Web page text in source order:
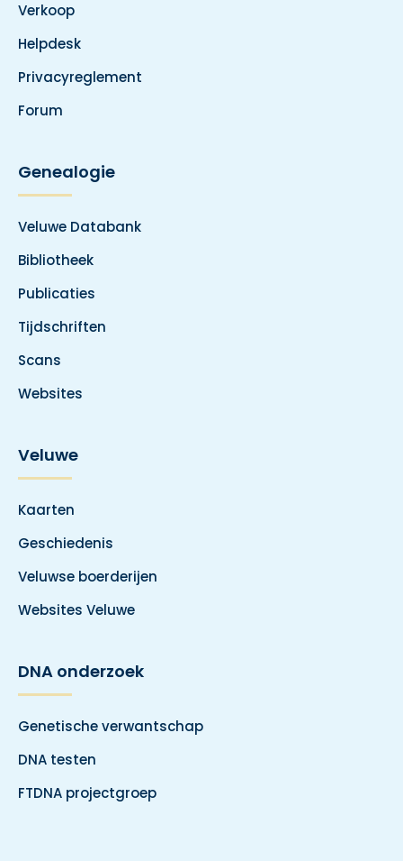
Verkoop
Helpdesk
Privacyreglement
Forum
Genealogie
Veluwe Databank
Bibliotheek
Publicaties
Tijdschriften
Scans
Websites
Veluwe
Kaarten
Geschiedenis
Veluwse boerderijen
Websites Veluwe
DNA onderzoek
Genetische verwantschap
DNA testen
FTDNA projectgroep